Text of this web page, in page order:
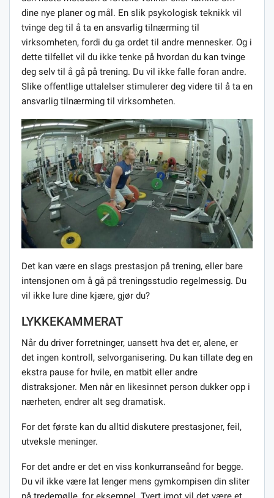
dine nye planer og mål. En slik psykologisk teknikk vil
tvinge deg til å ta en ansvarlig tilnærming til
virksomheten, fordi du ga ordet til andre mennesker. Og i
dette tilfellet vil du ikke tenke på hvordan du kan tvinge
deg selv til å gå på trening. Du vil ikke falle foran andre.
Slike offentlige uttalelser stimulerer deg videre til å ta en
ansvarlig tilnærming til virksomheten.
Det kan være en slags prestasjon på trening, eller bare
intensjonen om å gå på treningsstudio regelmessig. Du
vil ikke lure dine kjære, gjør du?
LYKKEKAMMERAT
Når du driver forretninger, uansett hva det er, alene, er
det ingen kontroll, selvorganisering. Du kan tillate deg en
ekstra pause for hvile, en matbit eller andre
distraksjoner. Men når en likesinnet person dukker opp i
nærheten, endrer alt seg dramatisk.
For det første kan du alltid diskutere prestasjoner, feil,
utveksle meninger.
For det andre er det en viss konkurranseånd for begge.
Du vil ikke være lat lenger mens gymkompisen din sliter